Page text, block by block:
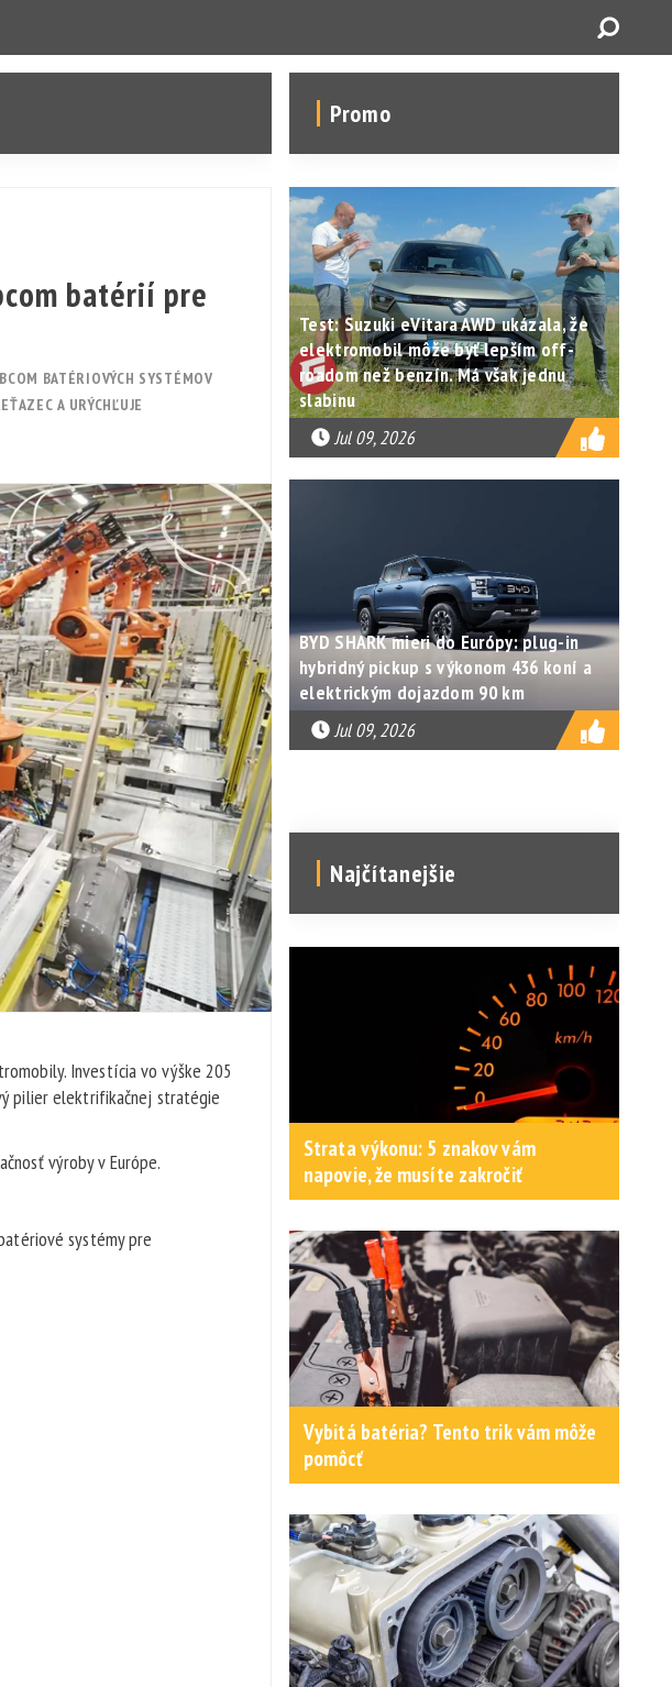
batérií pre
BATÉRIOVÝCH SYSTÉMOV
A URÝCHĽUJE
Investícia vo výške 205
pilier elektrifikačnej stratégie
výroby v Európe.
systémy pre
Promo
Test: Suzuki eVitara AWD ukázala, že
elektromobil môže byť lepším off-
roadom než benzín. Má však jednu
slabinu
Jul 09, 2026
BYD SHARK mieri do Európy: plug-in
hybridný pickup s výkonom 436 koní a
elektrickým dojazdom 90 km
Jul 09, 2026
Najčítanejšie
Strata výkonu: 5 znakov vám
napovie, že musíte zakročiť
Vybitá batéria? Tento trik vám môže
pomôcť